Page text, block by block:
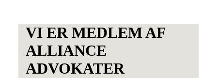
VI ER MEDLEM AF
ALLIANCE
ADVOKATER